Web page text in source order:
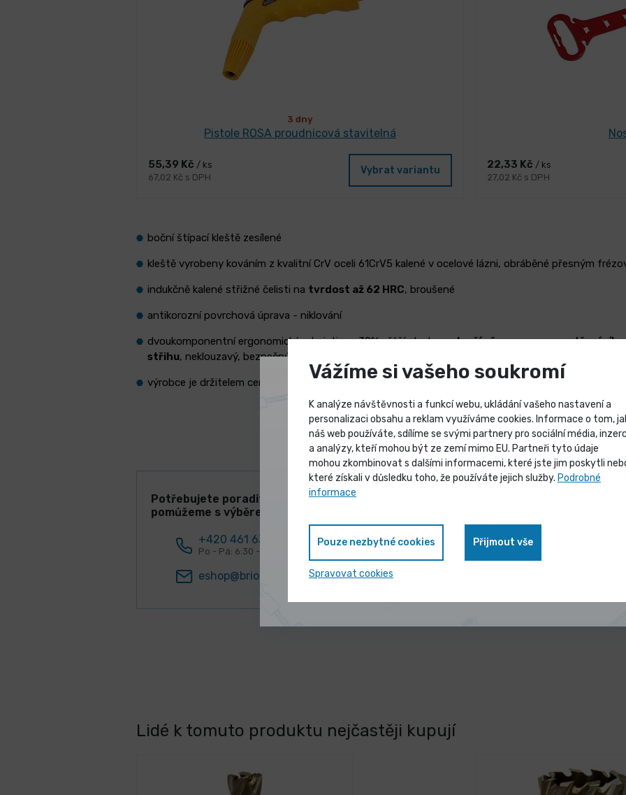
3 dny
Pistole ROSA proudnicová stavitelná
55,39 Kč / ks
67,02 Kč s DPH
Vybrat variantu 22,33 Kč / ks
27,02 Kč s DPH
boční štípací kleště zesílené
kleště vyrobeny kováním z kvalitní CrV oceli 61CrV5 kalené v ocelové lázni, obráběné přesným
indukčně kalené střižné čelisti na tvrdost až 62 HRC, broušené
antikorozní povrchová úprava - niklování
dvoukomponentní ergonomické rukojeti s o 30% větší plochou -lepší přenos a rozprostření síly
střihu, neklouzavý, bezpečný a příjemný úchop, rukojeti jsou odolné vůči organickým a
výrobce je držitelem certifikátu ISO 90001, kleště spľbují homologizaci TUV GS
Potřebujete poradit? Rádi Vám
pomůžeme s výběrem!
+420 461 634 161
Po - Pá: 6:30 - 15:00 hod.
eshop@briol.cz
Lidé k tomuto produktu nejčastěji kupují
Vážíme si vašeho soukromí
K analýze návštěvnosti a funkcí webu, ukládání vašeho nastavení a
personalizaci obsahu a reklam využíváme cookies. Informace o tom,
náš web používáte, sdílíme se svými partnery pro sociální média,
a analýzy, kteří mohou být ze zemí mimo EU. Partneři tyto údaje
mohou zkombinovat s dalšími informacemi, které jste jim poskytli
které získali v důsledku toho, že používáte jejich služby. Podrobné
informace
Pouze nezbytné cookies Přijmout vše
Spravovat cookies
Výprodej skladových